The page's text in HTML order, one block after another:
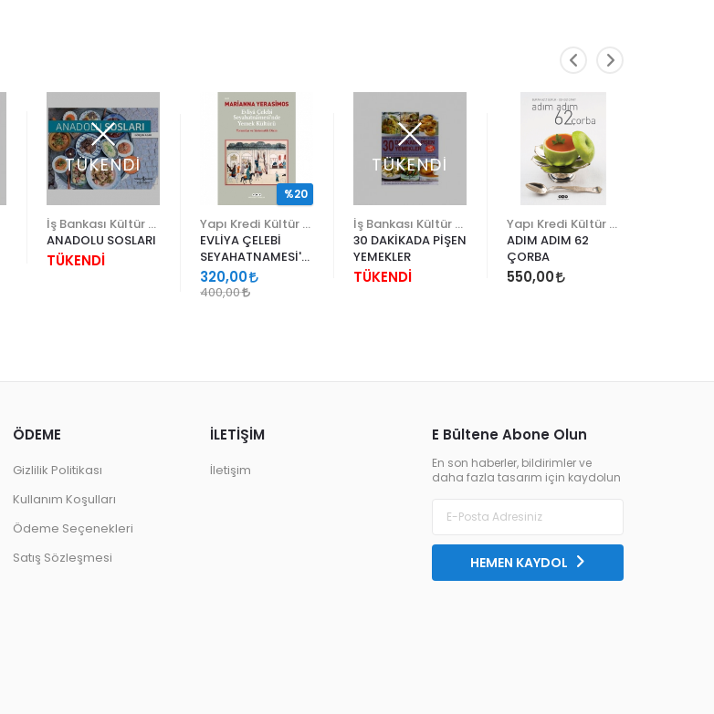
TÜKENDİ
ANADOLU SOSLARI
TÜKENDİ
EVLİYA ÇELEBİ
SEYAHATNAMESİ'NDE
YEMEK KÜLTÜRÜ
320,00
400,00
%20
TÜKENDİ
30 DAKİKADA PİŞEN
YEMEKLER
TÜKENDİ
ADIM ADIM 62
ÇORBA
550,00
E Bültene Abone Olun
En son haberler, bildirimler ve
daha fazla tasarım için kaydolun
HEMEN KAYDOL
ÖDEME
Gizlilik Politikası
Kullanım Koşulları
Ödeme Seçenekleri
Satış Sözleşmesi
İLETİŞİM
İletişim